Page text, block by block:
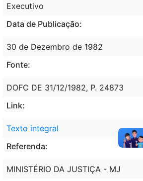
Executivo
Data de Publicação:
30 de Dezembro de 1982
Fonte:
DOFC DE 31/12/1982, P. 24873
Link:
Texto integral
Referenda:
MINISTÉRIO DA JUSTIÇA - MJ